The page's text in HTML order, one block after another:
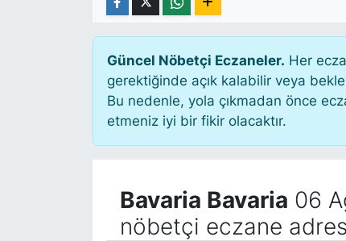
Güncel Nöbetçi Eczaneler. Her
gerektiğinde açık kalabilir veya
Bu nedenle, yola çıkmadan önce
etmeniz iyi bir fikir olacaktır.
Bavaria Bavaria 06
nöbetçi eczane